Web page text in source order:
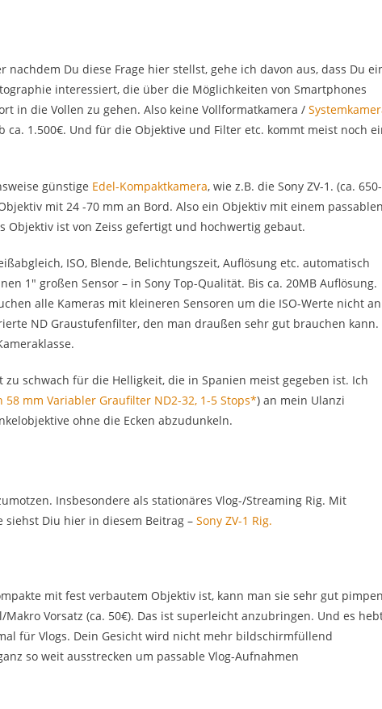
nachdem Du diese Frage hier stellst, gehe ich davon aus, dass Du
interessiert, die über die Möglichkeiten von Smartphones
in die Vollen zu gehen. Also keine Vollformatkamera /
ca. 1.500€. Und für die Objektive und Filter etc. kommt meist noch
günstige Edel-Kompaktkamera, wie z.B. die Sony ZV-1. (ca. 650-
mit 24 -70 mm an Bord. Also ein Objektiv mit einem
Objektiv ist von Zeiss gefertigt und hochwertig gebaut.
ISO, Blende, Belichtungszeit, Auflösung etc. automatisch
1″ großen Sensor – in Sony Top-Qualität. Bis ca. 20MB Auflösung.
alle Kameras mit kleineren Sensoren um die ISO-Werte nicht an
ND Graustufenfilter, den man draußen sehr gut brauchen kann.
schwach für die Helligkeit, die in Spanien meist gegeben ist. Ich
58 mm Variabler Graufilter ND2-32, 1-5 Stops*) an mein Ulanzi
ohne die Ecken abzudunkeln.
Insbesondere als stationäres Vlog-/Streaming Rig. Mit
siehst Diu hier in diesem Beitrag – Sony ZV-1 Rig.
mit fest verbautem Objektiv ist, kann man sie sehr gut
Vorsatz (ca. 50€). Das ist superleicht anzubringen. Und es
für Vlogs. Dein Gesicht wird nicht mehr bildschirmfüllend
so weit ausstrecken um passable Vlog-Aufnahmen